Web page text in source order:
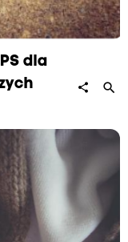
dla
share search